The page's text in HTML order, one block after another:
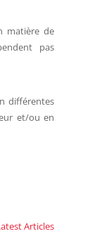
matière de
pas
différentes
et/ou en